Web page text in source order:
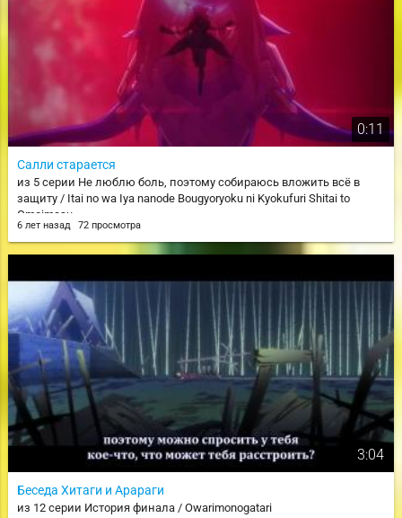
0:11
Салли старается
из 5 серии Не люблю боль, поэтому собираюсь вложить всё в
защиту / Itai no wa Iya nanode Bougyoryoku ni Kyokufuri Shitai to
Omoimasu.
6 лет назад 72 просмотра
3:04
Беседа Хитаги и Арараги
из 12 серии История финала / Owarimonogatari